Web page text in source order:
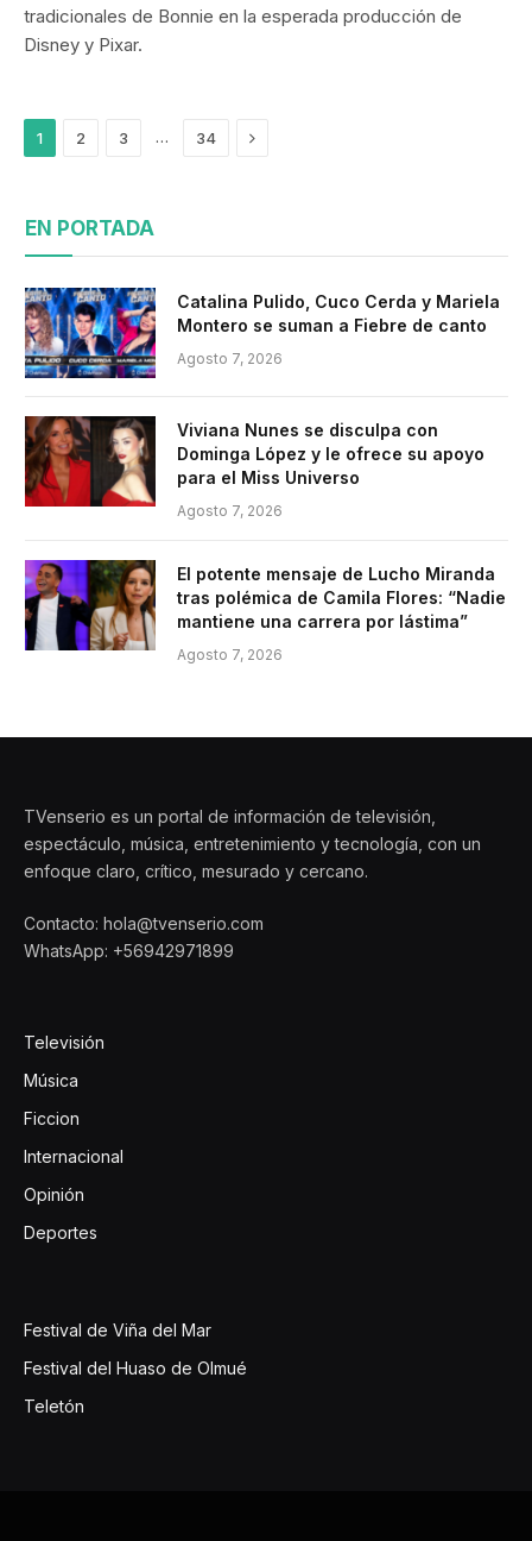
tradicionales de Bonnie en la esperada producción de
Disney y Pixar.
1 2 3 … 34 Siguiente
EN PORTADA
Catalina Pulido, Cuco Cerda y Mariela
Montero se suman a Fiebre de canto
Agosto 7, 2026
Viviana Nunes se disculpa con
Dominga López y le ofrece su apoyo
para el Miss Universo
Agosto 7, 2026
El potente mensaje de Lucho Miranda
tras polémica de Camila Flores: “Nadie
mantiene una carrera por lástima”
Agosto 7, 2026
TVenserio es un portal de información de televisión,
espectáculo, música, entretenimiento y tecnología, con un
enfoque claro, crítico, mesurado y cercano.
Contacto: hola@tvenserio.com
WhatsApp: +56942971899
Televisión
Música
Ficcion
Internacional
Opinión
Deportes
Festival de Viña del Mar
Festival del Huaso de Olmué
Teletón